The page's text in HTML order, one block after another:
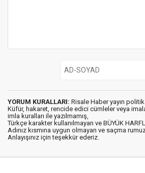
YORUM KURALLARI: Risale Haber yayın
Küfür, hakaret, rencide edici cümleler veya
imla kuralları ile yazılmamış,
Türkçe karakter kullanılmayan ve BÜYÜK
Adınız kısmına uygun olmayan ve saçma
Anlayışınız için teşekkür ederiz.